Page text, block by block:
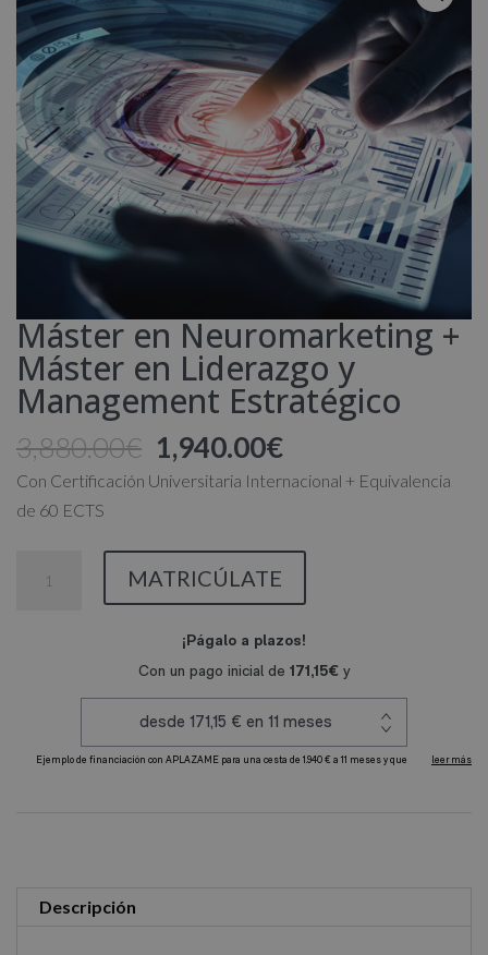
Máster en Neuromarketing +
Máster en Liderazgo y
Management Estratégico
3,880.00€ El
precio
3,880.00€.
1,940.00€El
precio
1,940.00€.
Con Certificación Universitaria Internacional + Equivalencia
de 60 ECTS
Liderazgo
MATRICÚLATE
Descripción